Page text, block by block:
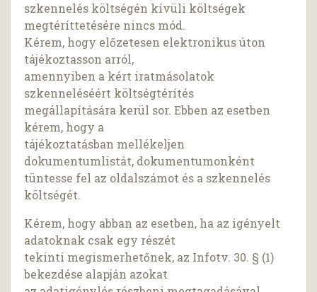
szkennelés költségén kívüli költségek
megtéríttetésére nincs mód.
Kérem, hogy előzetesen elektronikus úton
tájékoztasson arról,
amennyiben a kért iratmásolatok
szkenneléséért költségtérítés
megállapítására kerül sor. Ebben az esetben
kérem, hogy a
tájékoztatásban mellékeljen
dokumentumlistát, dokumentumonként
tüntesse fel az oldalszámot és a szkennelés
költségét.
Kérem, hogy abban az esetben, ha az igényelt
adatoknak csak egy részét
tekinti megismerhetőnek, az Infotv. 30. § (1)
bekezdése alapján azokat